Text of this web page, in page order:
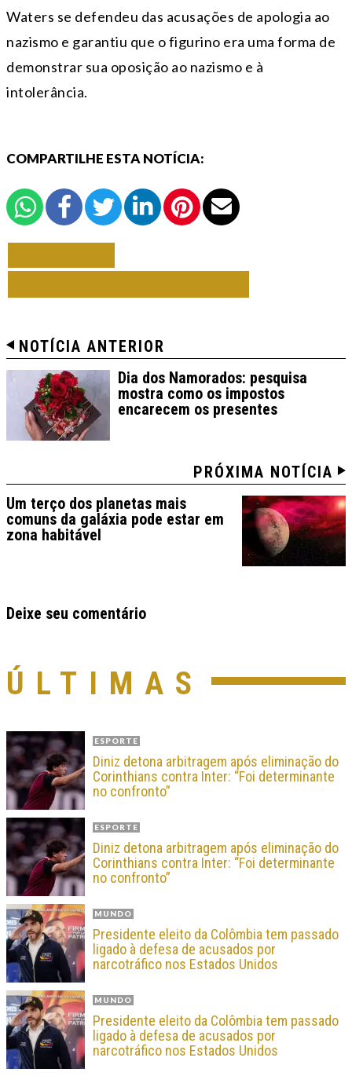
Waters se defendeu das acusações de apologia ao
nazismo e garantiu que o figurino era uma forma de
demonstrar sua oposição ao nazismo e à
intolerância.
COMPARTILHE ESTA NOTÍCIA:
NOTÍCIA ANTERIOR
Dia dos Namorados: pesquisa
mostra como os impostos
encarecem os presentes
PRÓXIMA NOTÍCIA
Um terço dos planetas mais
comuns da galáxia pode estar em
zona habitável
Deixe seu comentário
ÚLTIMAS
ESPORTE
Diniz detona arbitragem após eliminação do
Corinthians contra Inter: “Foi determinante
no confronto”
ESPORTE
Diniz detona arbitragem após eliminação do
Corinthians contra Inter: “Foi determinante
no confronto”
MUNDO
Presidente eleito da Colômbia tem passado
ligado à defesa de acusados por
narcotráfico nos Estados Unidos
MUNDO
Presidente eleito da Colômbia tem passado
ligado à defesa de acusados por
narcotráfico nos Estados Unidos